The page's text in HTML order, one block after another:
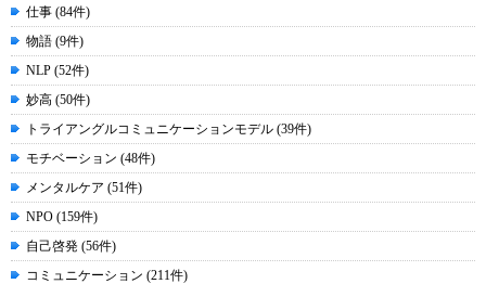
仕事 (84件)
物語 (9件)
NLP (52件)
妙高 (50件)
トライアングルコミュニケーションモデル (39件)
モチベーション (48件)
メンタルケア (51件)
NPO (159件)
自己啓発 (56件)
コミュニケーション (211件)